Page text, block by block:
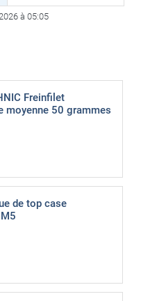
à 05:05
Freinfilet
moyenne 50 grammes
de top case